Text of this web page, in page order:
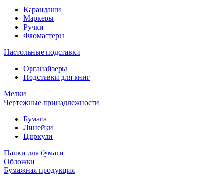
Карандаши
Маркеры
Ручки
Фломастеры
Настольные подставки
Органайзеры
Подставки для книг
Мелки
Чертежные принадлежности
Бумага
Линейки
Циркули
Папки для бумаги
Обложки
Бумажная продукция